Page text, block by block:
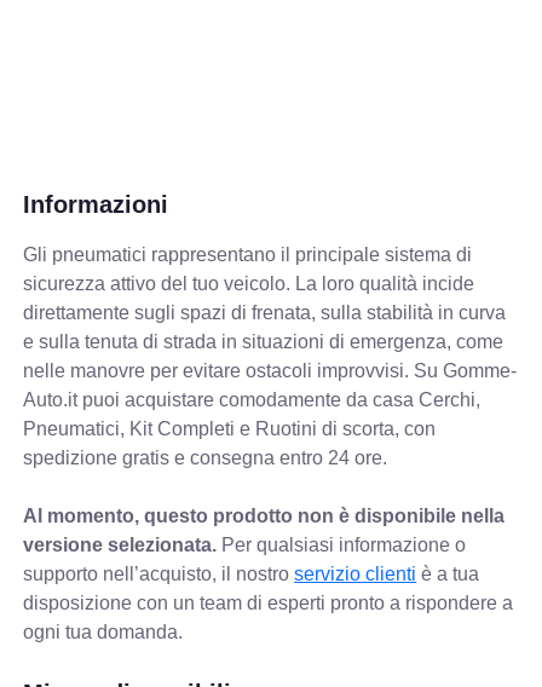
Informazioni
Gli pneumatici rappresentano il principale sistema di
sicurezza attivo del tuo veicolo. La loro qualità incide
direttamente sugli spazi di frenata, sulla stabilità in curva
e sulla tenuta di strada in situazioni di emergenza, come
nelle manovre per evitare ostacoli improvvisi. Su Gomme-
Auto.it puoi acquistare comodamente da casa Cerchi,
Pneumatici, Kit Completi e Ruotini di scorta, con
spedizione gratis e consegna entro 24 ore.
Al momento, questo prodotto non è disponibile nella
versione selezionata. Per qualsiasi informazione o
supporto nell’acquisto, il nostroservizio clienti è a tua
disposizione con un team di esperti pronto a rispondere a
ogni tua domanda.